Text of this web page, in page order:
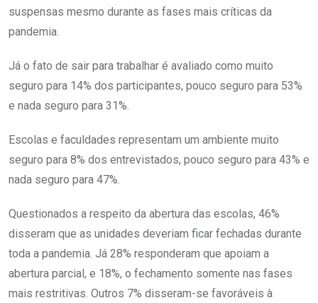
suspensas mesmo durante as fases mais críticas da
pandemia.
Já o fato de sair para trabalhar é avaliado como muito
seguro para 14% dos participantes, pouco seguro para 53%
e nada seguro para 31%.
Escolas e faculdades representam um ambiente muito
seguro para 8% dos entrevistados, pouco seguro para 43% e
nada seguro para 47%.
Questionados a respeito da abertura das escolas, 46%
disseram que as unidades deveriam ficar fechadas durante
toda a pandemia. Já 28% responderam que apoiam a
abertura parcial, e 18%, o fechamento somente nas fases
mais restritivas. Outros 7% disseram-se favoráveis à